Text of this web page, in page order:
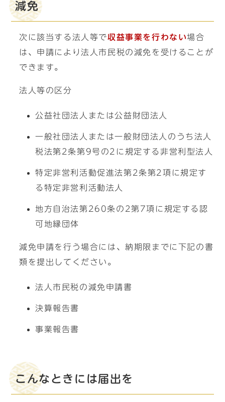
減免
次に該当する法人等で収益事業を行わない場合
は、申請により法人市民税の減免を受けることが
できます。
法人等の区分
公益社団法人または公益財団法人
一般社団法人または一般財団法人のうち法人
税法第2条第9号の2に規定する非営利型法人
特定非営利活動促進法第2条第2項に規定す
る特定非営利活動法人
地方自治法第260条の2第7項に規定する認
可地縁団体
減免申請を行う場合には、納期限までに下記の書
類を提出してください。
法人市民税の減免申請書
決算報告書
事業報告書
こんなときには届出を